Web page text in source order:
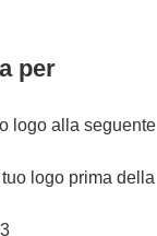
per
logo alla seguente
logo prima della